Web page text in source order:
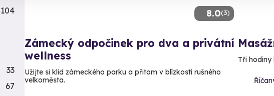
8.0(3)
Zámecký odpočinek pro dva a privátní
wellness
Užijte si klid zámeckého parku a přitom v blízkosti rušného
velkoměsta.
Tři hodiny
104
33
67